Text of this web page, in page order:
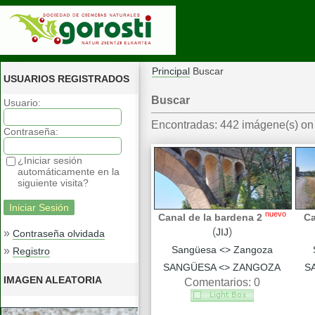
USUARIOS REGISTRADOS
Usuario:
Contraseña:
¿Iniciar sesión
automáticamente en la
siguiente visita?
» Contraseña olvidada
» Registro
IMAGEN ALEATORIA
Principal Buscar
Buscar
Encontradas: 442 imágene(s)
Canal de la bardena 2 nuevo
(JIJ)
Sangüesa <> Zangoza
SANGÜESA <> ZANGOZA
Comentarios: 0